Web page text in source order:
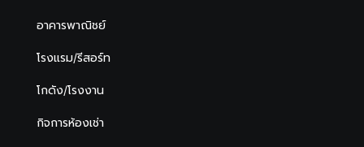
อาคารพาณิชย์
โรงแรม/รีสอร์ท
โกดัง/โรงงาน
กิจการห้องเช่า